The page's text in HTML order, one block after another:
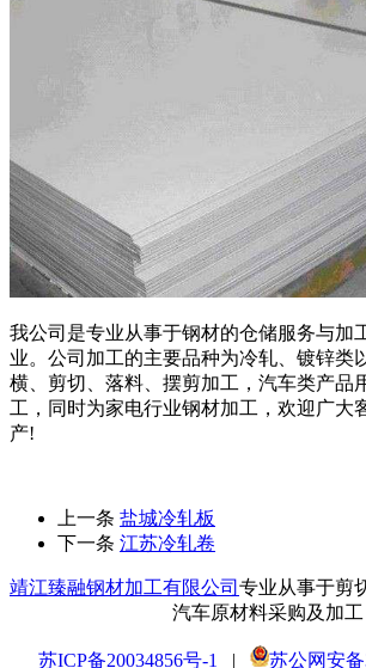
我公司是专业从事于钢材的仓储服务与加
业。公司加工的主要品种为冷轧、镀锌类
横、剪切、落料、摆剪加工，汽车类产品
工，同时为家电行业钢材加工，欢迎广大
产!
上一条 盐城冷轧板
下一条 江苏冷轧卷
靖江臻融钢材加工有限公司 专业从事于剪
汽车原材料采购及加工
苏ICP备20034856号-1 | 苏公网安备